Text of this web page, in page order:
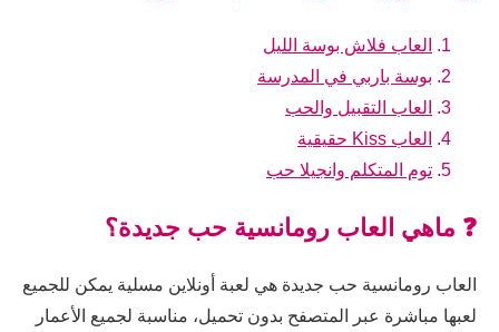
العاب فلاش بوسة الليل
بوسة باربي في المدرسة
العاب التقبيل والحب
العاب Kiss حقيقية
توم المتكلم وانجيلا حب
❓ ماهي العاب رومانسية حب جديدة؟
العاب رومانسية حب جديدة هي لعبة أونلاين مسلية يمكن للجميع
لعبها مباشرة عبر المتصفح بدون تحميل، مناسبة لجميع الأعمار